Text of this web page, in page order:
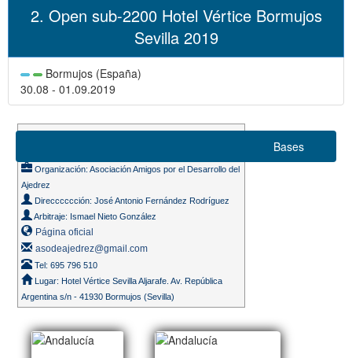
2. Open sub-2200 Hotel Vértice Bormujos
Sevilla 2019
Bormujos (España)
30.08 - 01.09.2019
Organización: Asociación Amigos por el Desarrollo del
Ajedrez
Direcccccción: José Antonio Fernández Rodríguez
Arbitraje: Ismael Nieto González
Página oficial
asodeajedrez@gmail.com
Tel: 695 796 510
Lugar: Hotel Vértice Sevilla Aljarafe. Av. República
Argentina s/n - 41930 Bormujos (Sevilla)
Bases